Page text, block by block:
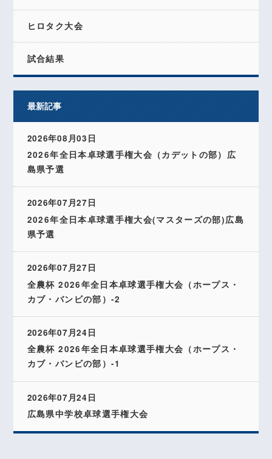
ヒロタク大会
試合結果
最新記事
2026年08月03日
2026年全日本卓球選手権大会（カデットの部）広
島県予選
2026年07月27日
2026年全日本卓球選手権大会(マスターズの部)広島
県予選
2026年07月27日
全農杯 2026年全日本卓球選手権大会（ホープス・
カブ・バンビの部）-2
2026年07月24日
全農杯 2026年全日本卓球選手権大会（ホープス・
カブ・バンビの部）-1
2026年07月24日
広島県中学校卓球選手権大会